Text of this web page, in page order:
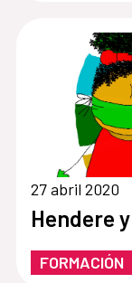
27 abril 2020
Hendere
FORMACIÓN